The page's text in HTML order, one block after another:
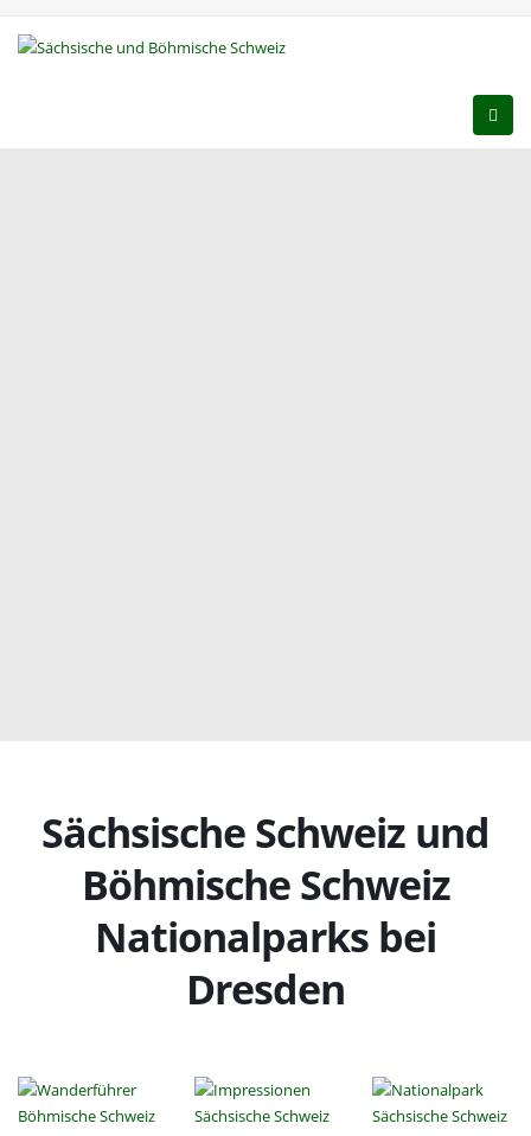
Sächsische Schweiz und
Böhmische Schweiz
Nationalparks bei
Dresden